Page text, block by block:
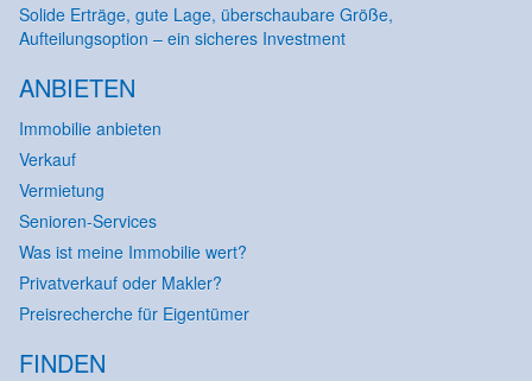
Solide Erträge, gute Lage, überschaubare Größe,
Aufteilungsoption – ein sicheres Investment
ANBIETEN
Immobilie anbieten
Verkauf
Vermietung
Senioren-Services
Was ist meine Immobilie wert?
Privatverkauf oder Makler?
Preisrecherche für Eigentümer
FINDEN